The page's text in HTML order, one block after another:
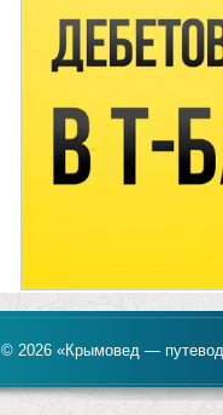
© 2026 «Крымовед —